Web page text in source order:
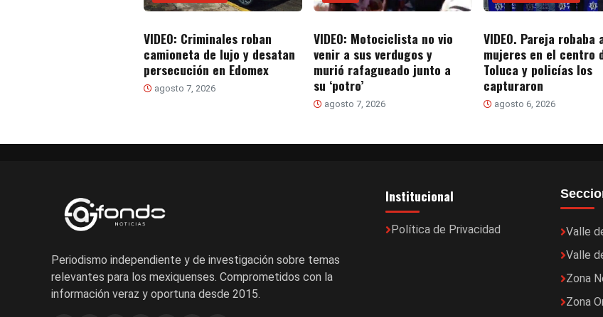
VIDEO: Criminales roban
camioneta de lujo y desatan
persecución en Edomex
agosto 7, 2026
VIDEO: Motociclista no vio
venir a sus verdugos y
murió rafagueado junto a
su ‘potro’
agosto 7, 2026
VIDEO. Pareja robaba
mujeres en el centro
Toluca y policías los
capturaron
agosto 6, 2026
Periodismo independiente y de investigación sobre temas
relevantes para los mexiquenses. Comprometidos con la
información veraz y oportuna desde 2015.
Institucional
Política de Privacidad
Valle
Valle
Zona
Zona